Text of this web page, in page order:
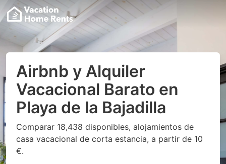
Airbnb y Alquiler
Vacacional Barato en
Playa de la Bajadilla
Comparar 18,438 disponibles, alojamientos de
casa vacacional de corta estancia, a partir de 10
€.